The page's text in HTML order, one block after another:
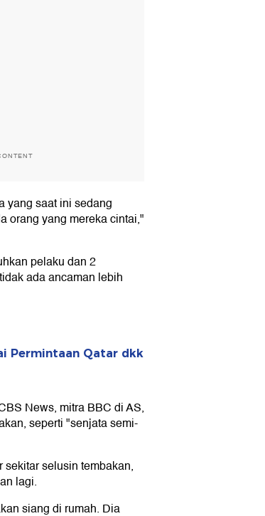
yang saat ini sedang
orang yang mereka cintai,"
pelaku dan 2
ada ancaman lebih
Permintaan Qatar dkk
News, mitra BBC di AS,
seperti "senjata semi-
selusin tembakan,
lagi.
siang di rumah. Dia